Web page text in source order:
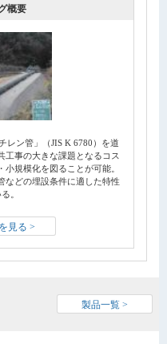
概要
レン管」（JIS K 6780）を道
工事の大きな課題となるコス
小規模化を図ることが可能。
などの埋設条件に適した特性
。
見る >
製品一覧 >